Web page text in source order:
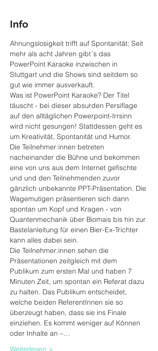
Info
Ahnungslosigkeit trifft auf Spontanität: Seit
mehr als acht Jahren gibt´s das
PowerPoint Karaoke inzwischen in
Stuttgart und die Shows sind seitdem so
gut wie immer ausverkauft.
Was ist PowerPoint Karaoke? Der Titel
täuscht - bei dieser absurden Persiflage
auf den alltäglichen Powerpoint-Irrsinn
wird nicht gesungen! Stattdessen geht es
um Kreativität, Spontanität und Humor.
Die Teilnehmer:innen betreten
nacheinander die Bühne und bekommen
eine von uns aus dem Internet gefischte
und und den Teilnehmenden zuvor
gänzlich unbekannte PPT-Präsentation. Die
Wagemutigen präsentieren sich dann
spontan um Kopf und Kragen - von
Quantenmechanik über Biomais bis hin zur
Bastelanleitung für einen Bier-Ex-Trichter
kann alles dabei sein.
Die Teilnehmer:innen sehen die
Präsentationen zeitgleich mit dem
Publikum zum ersten Mal und haben 7
Minuten Zeit, um spontan ein Referat dazu
zu halten. Das Publikum entscheidet,
welche beiden ReferentInnen sie so
überzeugt haben, dass sie ins Finale
einziehen. Es kommt weniger auf Können
oder Inhalte an –…
Weiterlesen >